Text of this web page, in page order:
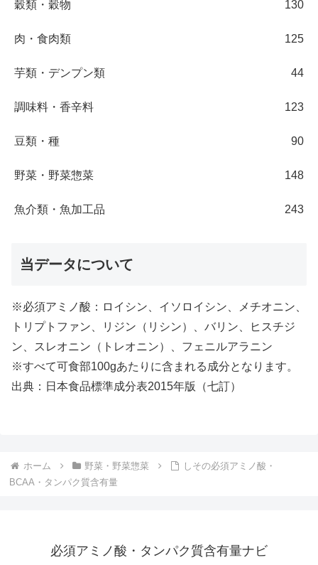
穀類・穀物 130
肉・食肉類 125
芋類・デンプン類 44
調味料・香辛料 123
豆類・種 90
野菜・野菜惣菜 148
魚介類・魚加工品 243
当データについて
※必須アミノ酸：ロイシン、イソロイシン、メチオニン、
トリプトファン、リジン（リシン）、バリン、ヒスチジ
ン、スレオニン（トレオニン）、フェニルアラニン
※すべて可食部100gあたりに含まれる成分となります。
出典：日本食品標準成分表2015年版（七訂）
ホーム 野菜・野菜惣菜
しその必須アミノ酸・
BCAA・タンパク質含有量
必須アミノ酸・タンパク質含有量ナビ